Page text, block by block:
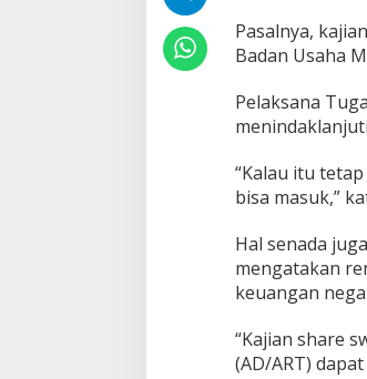
G
u
i
n
S
a
h
m
M
i
a
t
Pasalnya,
Badan Usaha
Pelaksana
“Kalau itu
bisa masuk,”
Hal senada
mengatakan
keuangan
“Kajian share
(AD/ART)